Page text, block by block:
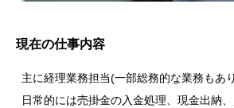
現在の仕事内容
主に経理業務担当(一部総務的な業務もあり
日常的には売掛金の入金処理、現金出納